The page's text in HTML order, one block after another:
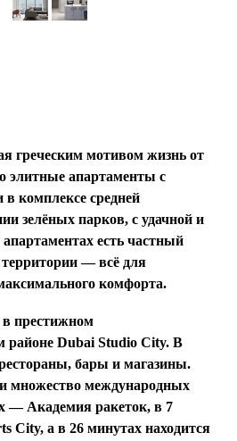
греческим мотивом жизнь от
элитные апартаменты с
комплексе средней
зелёных парков, с удачной и
есть частный
территории — всё для
комфорта.
престижном
районе Dubai Studio City. В
бары и магазины.
множество международных
— Академия ракеток, в 7
City, а в 26 минутах находится